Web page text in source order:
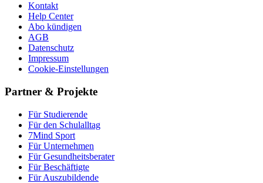
Kontakt
Help Center
Abo kündigen
AGB
Datenschutz
Impressum
Cookie-Einstellungen
Partner & Projekte
Für Stu­die­rende
Für den Schulalltag
7Mind Sport
Für Unter­neh­men
Für Gesund­heits­be­ra­ter
Für Beschäftigte
Für Auszubildende